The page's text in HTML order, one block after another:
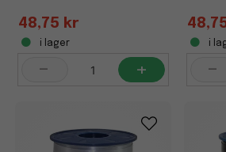
48,75 kr
i lager
- +
i
-